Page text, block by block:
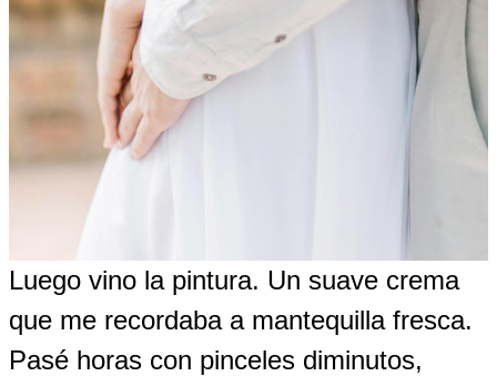
Luego vino la pintura. Un suave crema
que me recordaba a mantequilla fresca.
Pasé horas con pinceles diminutos,